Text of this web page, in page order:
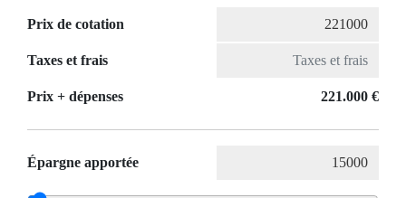
Prix de cotation
Taxes et frais
Prix ​​+ dépenses 221.000 €
Épargne apportée